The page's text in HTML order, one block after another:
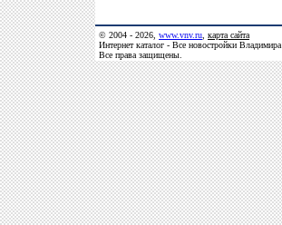
© 2004 - 2026, www.vnv.ru карта сайта
Интернет каталог - Все новостройки Владимира
Все права защищены.